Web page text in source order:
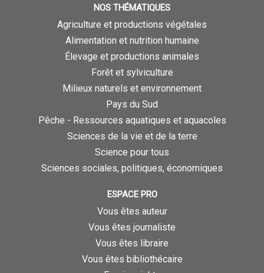
NOS THÉMATIQUES
Agriculture et productions végétales
Alimentation et nutrition humaine
Élevage et productions animales
Forêt et sylviculture
Milieux naturels et environnement
Pays du Sud
Pêche - Ressources aquatiques et aquacoles
Sciences de la vie et de la terre
Science pour tous
Sciences sociales, politiques, économiques
ESPACE PRO
Vous êtes auteur
Vous êtes journaliste
Vous êtes libraire
Vous êtes bibliothécaire